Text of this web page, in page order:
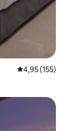
Gemiddelde
4,95 (155)